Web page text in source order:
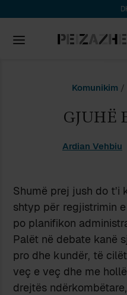
Komunikim /
GJUHË
Ardian Vehbiu
Shumë prej jush do
shtyp për regjistrimin
po planifikon
Palët në debate kanë
pro dhe kundër, të
veç e veç dhe me
drejtës